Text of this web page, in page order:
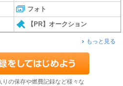
フォト
【PR】オークション
もっと見る
りの保存や燃費記録など様々な